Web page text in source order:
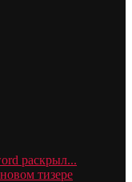
раскрыл...
тизере